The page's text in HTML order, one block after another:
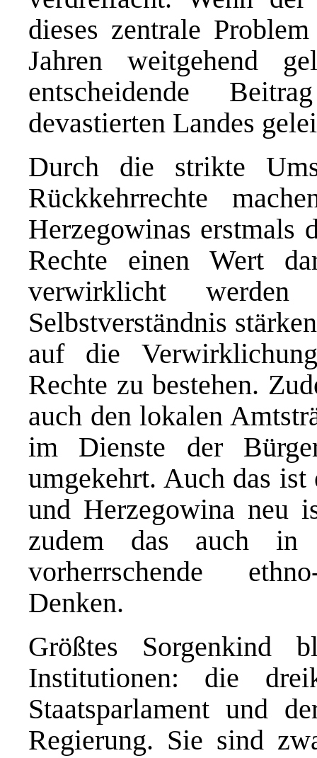
dieses zentrale
Jahren weitgehend
entscheidende
devastierten Landes
Durch die strikte
Rückkehrrechte
Herzegowinas erstmals
Rechte einen Wert
verwirklicht
Selbstverständnis
auf die
Rechte zu bestehen.
auch den lokalen
im Dienste der
umgekehrt. Auch das
und Herzegowina neu
zudem das auch in
vorherrschende
Denken.
Größtes Sorgenkind
Institutionen: die
Staatsparlament und
Regierung. Sie sind